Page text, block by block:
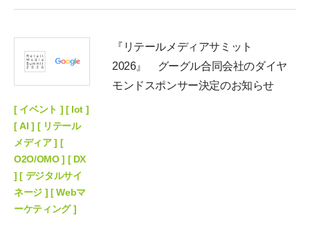
[ イベント ] [ Iot ]
[ AI ] [ リテール
メディア ] [
O2O/OMO ] [ DX
] [ デジタルサイ
ネージ ] [ Webマ
ーケティング ]
『リテールメディアサミット
2026』 グーグル合同会社のダイヤ
モンドスポンサー決定のお知らせ